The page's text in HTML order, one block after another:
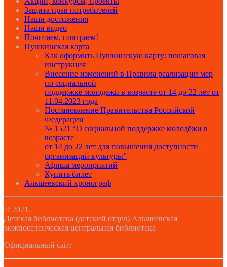
Защита прав потребителей
Наши достижения
Наши видео
Почитаем, поиграем!
Пушкинская карта
Как оформить Пушкинскую карту: пошаговая
инструкция
Внесение изменений в Правила реализации мер
по социальной
поддержке молодежи в возрасте от 14 до 22 лет от
11.04.2023 года
Постановление Правительства Российской
Федерации
№ 1521 “О социальной поддержке молодёжи в
возрасте
от 14 до 22 лет для повышения доступности
организаций культуры”
Афиша мероприятий
Купить билет
Альшеевский хронограф
© 2021.
Детская библиотека (детский отдел) Альшеевская
межпоселенческая центральная библиотека
Официальный сайт